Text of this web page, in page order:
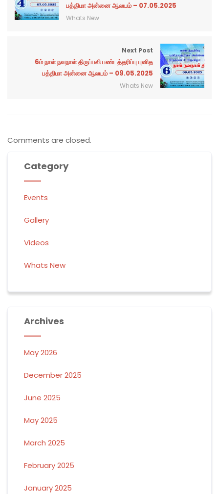
பத்திமா அன்னை ஆலயம் – 07.05.2025
Whats New
Next Post
6ம் நாள் நவநாள் திருப்பலி பண்டத்தரிப்பு புனித
பத்திமா அன்னை ஆலயம் – 09.05.2025
Whats New
Comments are closed.
Category
Events
Gallery
Videos
Whats New
Archives
May 2026
December 2025
June 2025
May 2025
March 2025
February 2025
January 2025